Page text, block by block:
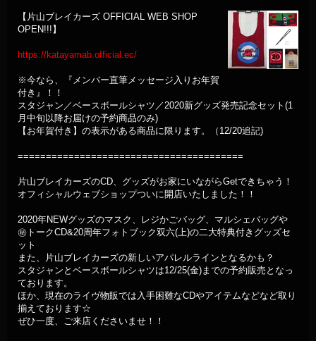
【片山ブレイカーズ OFFICIAL WEB SHOP
OPEN!!!】
https://katayamab.official.ec/
※今なら、『メンバー直筆メッセージ入りお年賀
付き』！！
スタジャン／ベースボールシャツ／2020新グッズ発売記念セット(1
月中旬以降お届けの予約商品のみ)
【お年賀付き】の表示がある商品に限ります。（12/20追記)
========================================
片山ブレイカーズのCD、グッズがお家にいながらGetできちゃう！
オフィシャルウェブショップついに開店いたしました！！
2020年NEWグッズのマスク、レジかごバッグ、マルシェバッグや
㊙️トークCD&20周年フォトブック双六(上)の二大特典付きグッズセ
ット
また、片山ブレイカーズの新しいアパレルラインとなるかも？
スタジャンとベースボールシャツは12/25(金)までの予約販売となっ
ております。
ほか、現在のライヴ物販では入手困難なCDやアイテムなどなど取り
揃えております☆
ぜひ一度、ご来店くださいませ！！